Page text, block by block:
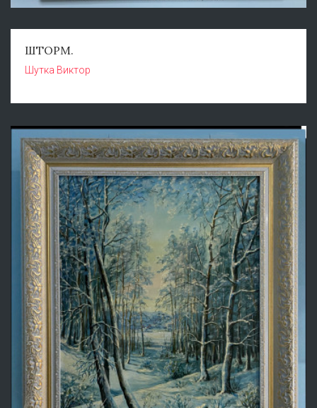
ШТОРМ.
Шутка Виктор